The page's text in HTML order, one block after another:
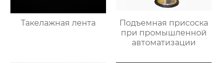
Такелажная лента
Подъемная присоска
при промышленной
автоматизации